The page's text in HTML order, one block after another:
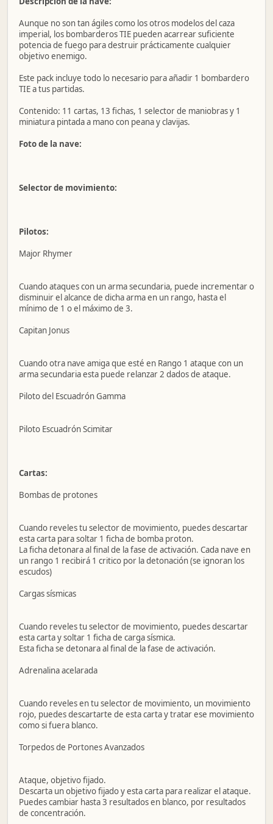
Aunque no son tan ágiles como los otros modelos del caza
imperial, los bombarderos TIE pueden acarrear suficiente
potencia de fuego para destruir prácticamente cualquier
objetivo enemigo.
Este pack incluye todo lo necesario para añadir 1 bombardero
TIE a tus partidas.
Contenido: 11 cartas, 13 fichas, 1 selector de maniobras y 1
miniatura pintada a mano con peana y clavijas.
Foto de la nave:
Selector de movimiento:
Pilotos:
Major Rhymer
Cuando ataques con un arma secundaria, puede incrementar o
disminuir el alcance de dicha arma en un rango, hasta el
mínimo de 1 o el máximo de 3.
Capitan Jonus
Cuando otra nave amiga que esté en Rango 1 ataque con un
arma secundaria esta puede relanzar 2 dados de ataque.
Piloto del Escuadrón Gamma
Piloto Escuadrón Scimitar
Cartas:
Bombas de protones
Cuando reveles tu selector de movimiento, puedes descartar
esta carta para soltar 1 ficha de bomba proton.
La ficha detonara al final de la fase de activación. Cada nave en
un rango 1 recibirá 1 critico por la detonación (se ignoran los
escudos)
Cargas sísmicas
Cuando reveles tu selector de movimiento, puedes descartar
esta carta y soltar 1 ficha de carga sísmica.
Esta ficha se detonara al final de la fase de activación.
Adrenalina acelarada
Cuando reveles en tu selector de movimiento, un movimiento
rojo, puedes descartarte de esta carta y tratar ese movimiento
como si fuera blanco.
Torpedos de Portones Avanzados
Ataque, objetivo fijado.
Descarta un objetivo fijado y esta carta para realizar el ataque.
Puedes cambiar hasta 3 resultados en blanco, por resultados
de concentración.